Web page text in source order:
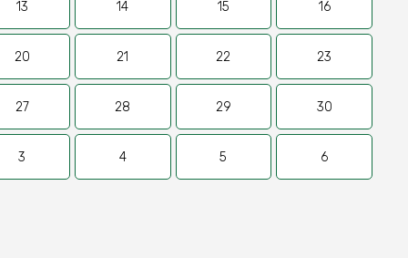
13 14 15 16
20 21 22 23
27 28 29 30
3 4 5 6